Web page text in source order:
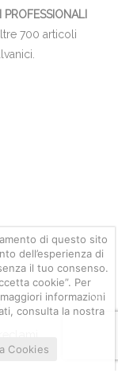
di questo sito
dell’esperienza di
il tuo consenso.
cookie”. Per
informazioni
consulta la nostra
Cookies
700 articoli